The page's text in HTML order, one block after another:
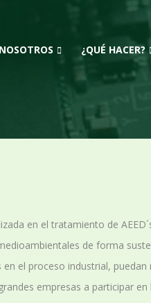
NOSOTROS ¿QUÉ HACER?
en el tratamiento de
de forma
el proceso industrial,
empresas a participar